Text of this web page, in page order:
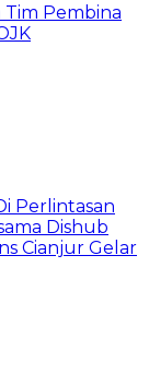
Tim Pembina
Perlintasan
Dishub
Cianjur Gelar